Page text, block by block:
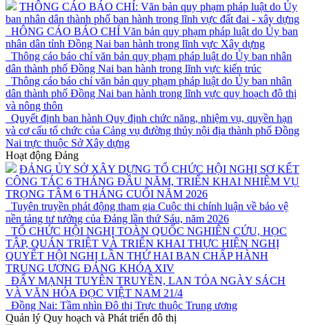
THÔNG CÁO BÁO CHÍ: Văn bản quy phạm pháp luật do Ủy
ban nhân dân thành phố ban hành trong lĩnh vực đất đai - xây dựng
HÔNG CÁO BÁO CHÍ Văn bản quy phạm pháp luật do Ủy ban
nhân dân tỉnh Đồng Nai ban hành trong lĩnh vực Xây dựng
Thông cáo báo chí văn bản quy phạm pháp luật do Ủy ban nhân
dân thành phố Đồng Nai ban hành trong lĩnh vực kiến trúc
Thông cáo báo chí văn bản quy phạm pháp luật do Ủy ban nhân
dân thành phố Đồng Nai ban hành trong lĩnh vực quy hoạch đô thị
và nông thôn
Quyết định ban hành Quy định chức năng, nhiệm vụ, quyền hạn
và cơ cấu tổ chức của Cảng vụ đường thủy nội địa thành phố Đồng
Nai trực thuộc Sở Xây dựng
Hoạt động Đảng
ĐẢNG ỦY SỞ XÂY DỰNG TỔ CHỨC HỘI NGHỊ SƠ KẾT
CÔNG TÁC 6 THÁNG ĐẦU NĂM, TRIỂN KHAI NHIỆM VỤ
TRỌNG TÂM 6 THÁNG CUỐI NĂM 2026
Tuyên truyền phát động tham gia Cuộc thi chính luận về bảo vệ
nền tảng tư tưởng của Đảng lần thứ Sáu, năm 2026
TỔ CHỨC HỘI NGHỊ TOÀN QUỐC NGHIÊN CỨU, HỌC
TẬP, QUÁN TRIỆT VÀ TRIỂN KHAI THỰC HIỆN NGHỊ
QUYẾT HỘI NGHỊ LẦN THỨ HAI BAN CHẤP HÀNH
TRUNG ƯƠNG ĐẢNG KHÓA XIV
ĐẨY MẠNH TUYÊN TRUYỀN, LAN TỎA NGÀY SÁCH
VÀ VĂN HÓA ĐỌC VIỆT NAM 21/4
Đồng Nai: Tầm nhìn Đô thị Trực thuộc Trung ương
Quản lý Quy hoạch và Phát triển đô thị